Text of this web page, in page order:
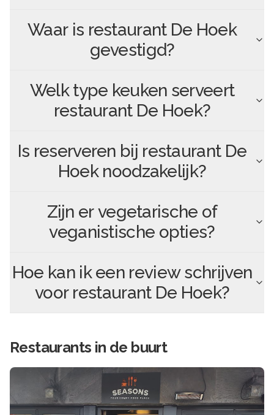
Waar is restaurant De Hoek
gevestigd?
Welk type keuken serveert
restaurant De Hoek?
Is reserveren bij restaurant De
Hoeknoodzakelijk?
Zijn er vegetarische of
veganistische opties?
Hoe kan ik een review schrijven
voor restaurant De Hoek?
Restaurants in de buurt